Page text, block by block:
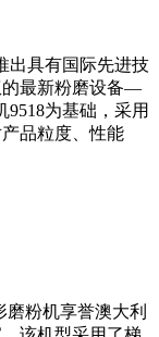
出具有国际先进技
的最新粉磨设备—
为基础，采用
品粒度、性能
粉机享誉澳大利